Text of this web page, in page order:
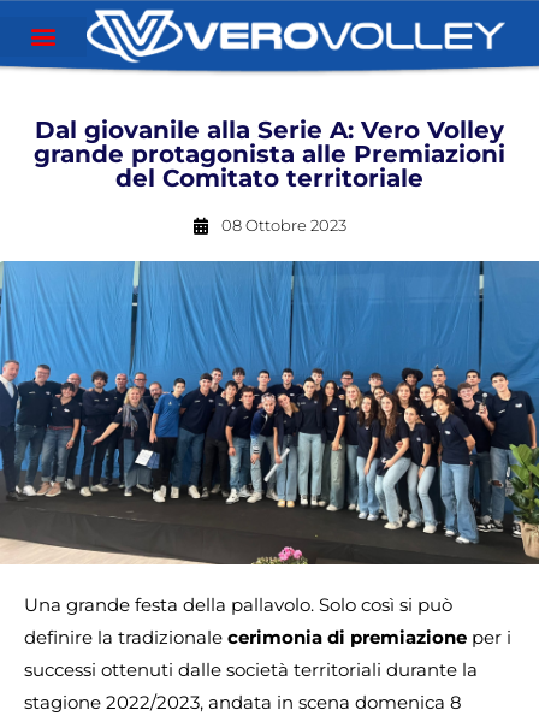
Dal giovanile alla Serie A: Vero Volley
grande protagonista alle Premiazioni
del Comitato territoriale
08 Ottobre 2023
Una grande festa della pallavolo. Solo così si può
definire la tradizionale cerimonia di premiazione per i
successi ottenuti dalle società territoriali durante la
stagione 2022/2023, andata in scena domenica 8